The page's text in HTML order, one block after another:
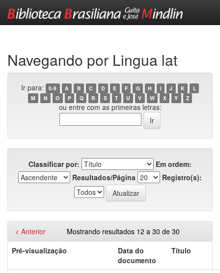
Navegando por Lingua lat
Ir para: 0-9 A B C D E F G H I J K
L
M
N O P Q R S T U V W X Y Z
ou entre com as primeiras letras:
Classificar por:
Em ordem:
Resultados/Página
Registro(s):
Mostrando resultados 12 a 30 de 30
< Anterior
Pré-visualização
Data do
documento
Título